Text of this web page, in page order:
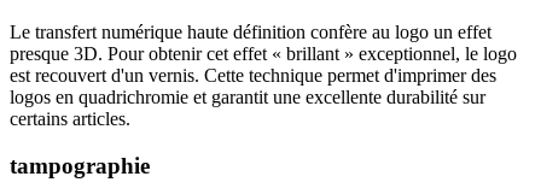
Le transfert numérique haute définition confère au logo un effet
presque 3D. Pour obtenir cet effet « brillant » exceptionnel, le logo
est recouvert d'un vernis. Cette technique permet d'imprimer des
logos en quadrichromie et garantit une excellente durabilité sur
certains articles.
tampographie